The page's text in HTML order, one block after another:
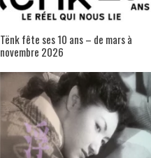
Tënk fête ses 10 ans – de mars à
novembre 2026